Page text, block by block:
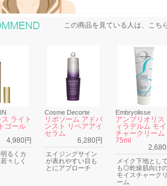
おすすめ商品
この商品を見ている人は、こち
ライト
ゴール
4,980円
るくカ
々しく
Cosme Decorte
リポソーム アドバ
ンスト リペアアイ
セラム
6,280円
エイジングサイン
が表れやすい目も
とにアプローチ
Embryolisse
アンブリオリス
ィラデルム モ
チャークリーム
75ml
2,680
メイク下地として
も◎乾燥肌向け
モイスチャークリ
ーム